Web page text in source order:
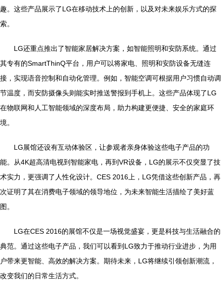
趣。这些产品展示了LG在移动技术上的创新，以及对未来娱乐方式的探
索。
LG还重点推出了智能家居解决方案，如智能照明和安防系统。通过
其专有的SmartThinQ平台，用户可以将家电、照明和安防设备无缝连
接，实现语音控制和自动化管理。例如，智能空调可根据用户习惯自动调
节温度，而安防摄像头则能实时推送警报到手机上。这些产品体现了LG
在物联网和人工智能领域的深度布局，助力构建更便捷、安全的家庭环
境。
LG展馆还设有互动体验区，让参观者亲身体验这些电子产品的功
能。从4K超高清电视到智能家电，再到VR设备，LG的展示不仅突显了技
术实力，更强调了人性化设计。CES 2016上，LG凭借这些创新产品，再
次证明了其在消费电子领域的领导地位，为未来智能生活描绘了美好蓝
图。
LG在CES 2016的展馆不仅是一场视觉盛宴，更是科技与生活融合的
典范。通过这些电子产品，我们可以看到LG致力于推动行业进步，为用
户带来更智能、高效的解决方案。期待未来，LG将继续引领创新潮流，
改变我们的日常生活方式。